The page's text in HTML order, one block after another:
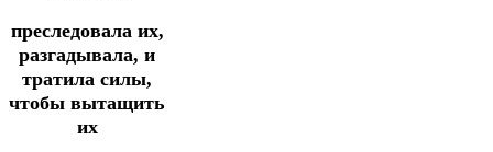
преследовала их,
разгадывала, и
тратила силы,
чтобы вытащить
их